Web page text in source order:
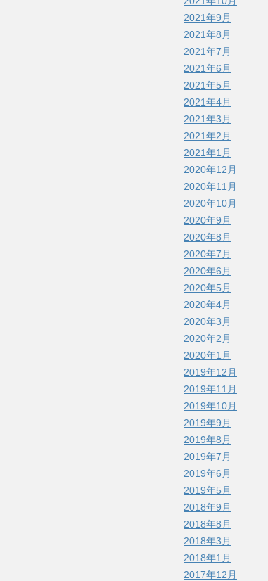
2021年9月
2021年8月
2021年7月
2021年6月
2021年5月
2021年4月
2021年3月
2021年2月
2021年1月
2020年12月
2020年11月
2020年10月
2020年9月
2020年8月
2020年7月
2020年6月
2020年5月
2020年4月
2020年3月
2020年2月
2020年1月
2019年12月
2019年11月
2019年10月
2019年9月
2019年8月
2019年7月
2019年6月
2019年5月
2018年9月
2018年8月
2018年3月
2018年1月
2017年12月